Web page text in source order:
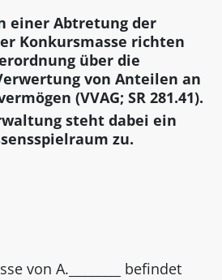
einer Abtretung der
Konkursmasse richten
über die
von Anteilen an
(VVAG; SR 281.41).
steht dabei ein
zu.
von A.________ befindet